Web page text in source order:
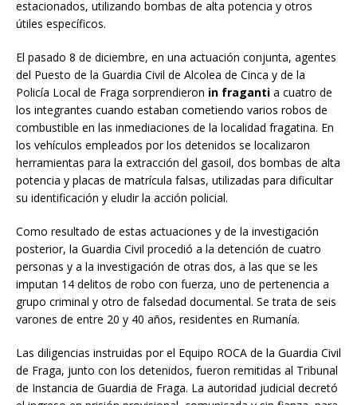
estacionados, utilizando bombas de alta potencia y otros
útiles específicos.
El pasado 8 de diciembre, en una actuación conjunta, agentes
del Puesto de la Guardia Civil de Alcolea de Cinca y de la
Policía Local de Fraga sorprendieron in fraganti a cuatro de
los integrantes cuando estaban cometiendo varios robos de
combustible en las inmediaciones de la localidad fragatina. En
los vehículos empleados por los detenidos se localizaron
herramientas para la extracción del gasoil, dos bombas de alta
potencia y placas de matrícula falsas, utilizadas para dificultar
su identificación y eludir la acción policial.
Como resultado de estas actuaciones y de la investigación
posterior, la Guardia Civil procedió a la detención de cuatro
personas y a la investigación de otras dos, a las que se les
imputan 14 delitos de robo con fuerza, uno de pertenencia a
grupo criminal y otro de falsedad documental. Se trata de seis
varones de entre 20 y 40 años, residentes en Rumanía.
Las diligencias instruidas por el Equipo ROCA de la Guardia Civil
de Fraga, junto con los detenidos, fueron remitidas al Tribunal
de Instancia de Guardia de Fraga. La autoridad judicial decretó